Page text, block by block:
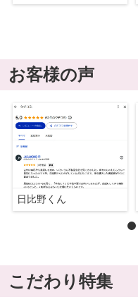
お客様の声
日比野くん
こだわり特集